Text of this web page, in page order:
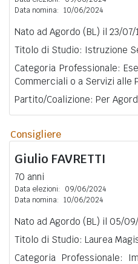
Data nomina: 10/06/2024
Nato ad Agordo (BL) il 23/07/
Titolo di Studio: Istruzione
Categoria Professionale:
Commerciali o a Servizi alle
Partito/Coalizione: Per
Consigliere
Giulio FAVRETTI
70 anni
Data elezioni:
09/06/2024
Data nomina: 10/06/2024
Nato ad Agordo (BL) il 05/
Titolo di Studio: Laurea
Categoria Professionale: